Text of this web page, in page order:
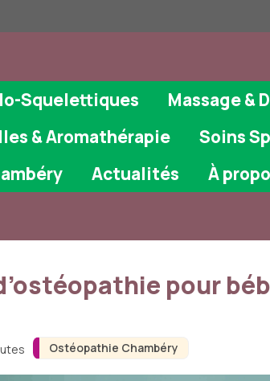
Squelettiques
Massage &
& Aromathérapie
Soins
Actualités À
Ostéopathie Chambéry
pour